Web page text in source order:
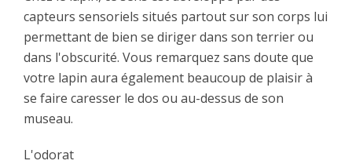
capteurs sensoriels situés partout sur son corps lui
permettant de bien se diriger dans son terrier ou
dans l'obscurité. Vous remarquez sans doute que
votre lapin aura également beaucoup de plaisir à
se faire caresser le dos ou au-dessus de son
museau.
L'odorat